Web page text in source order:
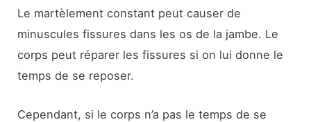
Le martèlement constant peut causer de
minuscules fissures dans les os de la jambe. Le
corps peut réparer les fissures si on lui donne le
temps de se reposer.
Cependant, si le corps n’a pas le temps de se